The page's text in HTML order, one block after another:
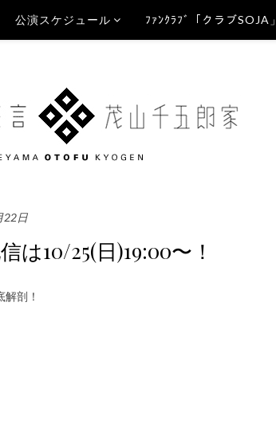
公演スケジュール ﾌｧﾝｸﾗﾌﾞ「クラブSOJA」
22日
10/25(日)19:00〜！
剖！